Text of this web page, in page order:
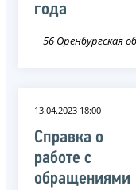
года
13.04.2023 18:00
Справка о
работе с
обращениями